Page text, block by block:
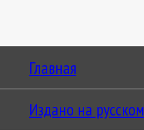
Главная
Издано на русском